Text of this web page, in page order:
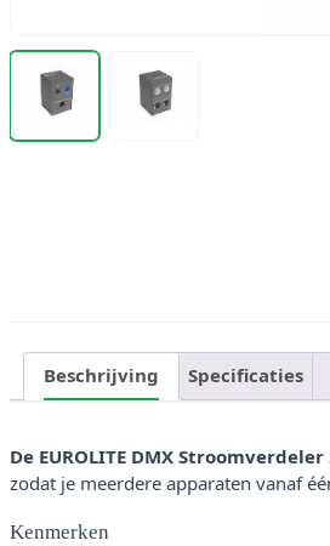
Beschrijving Specificaties
De EUROLITE DMX
zodat je meerdere apparaten vanaf
Kenmerken